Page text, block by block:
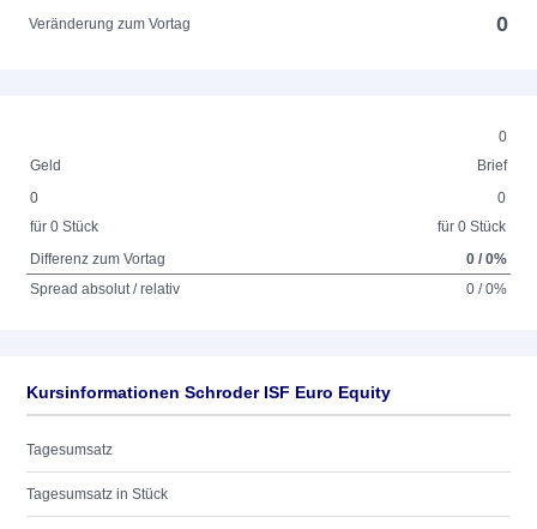
Veränderung zum Vortag 0
0
Geld
Brief
0
für 0 Stück
0
für 0 Stück
Differenz zum Vortag
0 / 0%
Spread absolut / relativ
0 / 0%
Kursinformationen Schroder ISF Euro Equity
Tagesumsatz
Tagesumsatz in Stück